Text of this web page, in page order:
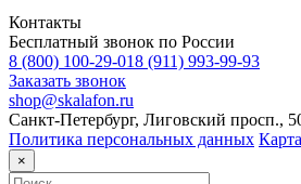
Контакты
Бесплатный звонок по России
8 (800) 100-29-018 (911) 993-99-93
Заказать звонок
shop@skalafon.ru
Санкт-Петербург, Лиговский просп.,
Политика персональных данных
×